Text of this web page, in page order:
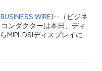
BUSINESS WIRE)--（ビジネ
ンダクターは本日、ディ
DSIディスプレイに変
アルスクリーン、さまざ